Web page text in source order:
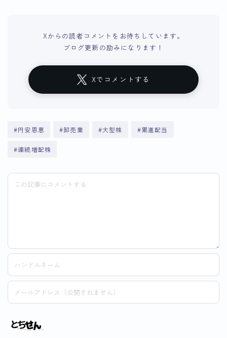
Xからの読者コメントをお待ちしています。
ブログ更新の励みになります！
Xでコメントする
#円安恩恵 #卸売業 #大型株 #累進配当
#連続増配株